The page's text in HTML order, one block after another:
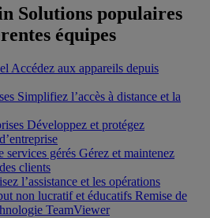
Solutions populaires
équipes
Accédez aux appareils depuis
Simplifiez l’accès à distance et la
Développez et protégez
services gérés Gérez et maintenez
clients
l’assistance et les opérations
non lucratif et éducatifs Remise de
TeamViewer